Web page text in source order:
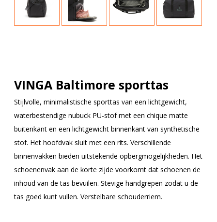
VINGA Baltimore sporttas
Stijlvolle, minimalistische sporttas van een lichtgewicht,
waterbestendige nubuck PU-stof met een chique matte
buitenkant en een lichtgewicht binnenkant van synthetische
stof. Het hoofdvak sluit met een rits. Verschillende
binnenvakken bieden uitstekende opbergmogelijkheden. Het
schoenenvak aan de korte zijde voorkomt dat schoenen de
inhoud van de tas bevuilen. Stevige handgrepen zodat u de
tas goed kunt vullen. Verstelbare schouderriem.